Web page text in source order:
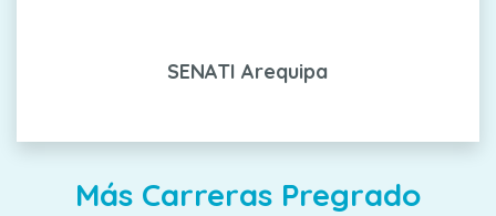
SENATI Arequipa
Más Carreras Pregrado